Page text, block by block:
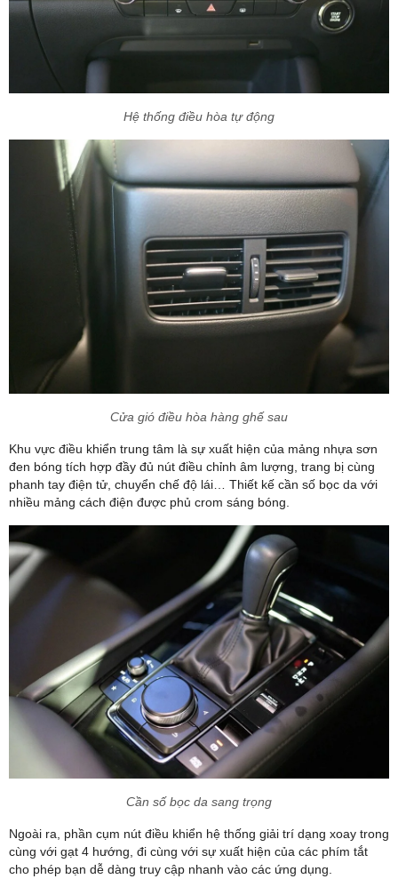
Hệ thống điều hòa tự động
Cửa gió điều hòa hàng ghế sau
Khu vực điều khiển trung tâm là sự xuất hiện của mảng nhựa sơn
đen bóng tích hợp đầy đủ nút điều chỉnh âm lượng, trang bị cùng
phanh tay điện tử, chuyển chế độ lái… Thiết kế cần số bọc da với
nhiều mảng cách điện được phủ crom sáng bóng.
Cần số bọc da sang trọng
Ngoài ra, phần cụm nút điều khiển hệ thống giải trí dạng xoay trong
cùng với gạt 4 hướng, đi cùng với sự xuất hiện của các phím tắt
cho phép bạn dễ dàng truy cập nhanh vào các ứng dụng.